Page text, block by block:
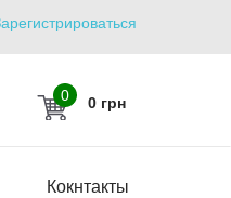
Зарегистрироваться
0 0 грн
Кокнтакты